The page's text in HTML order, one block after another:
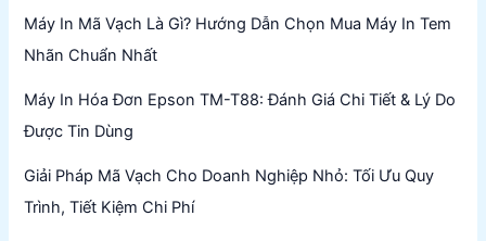
Máy In Mã Vạch Là Gì? Hướng Dẫn Chọn Mua Máy In Tem
Nhãn Chuẩn Nhất
Máy In Hóa Đơn Epson TM-T88: Đánh Giá Chi Tiết & Lý Do
Được Tin Dùng
Giải Pháp Mã Vạch Cho Doanh Nghiệp Nhỏ: Tối Ưu Quy
Trình, Tiết Kiệm Chi Phí